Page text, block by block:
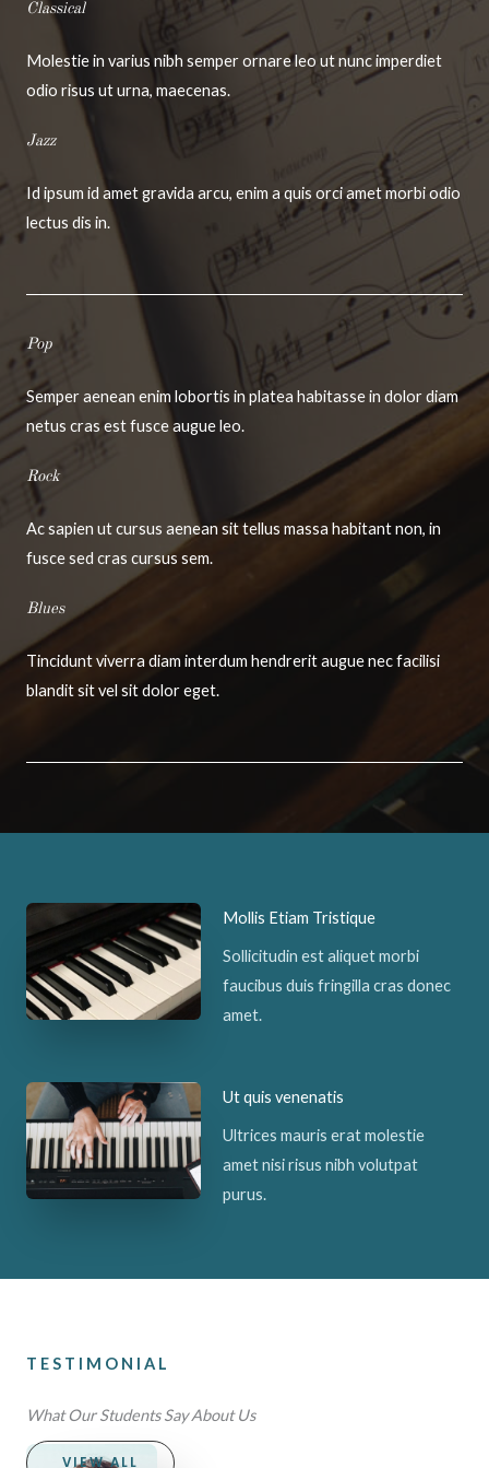
Classical
Molestie in varius nibh semper ornare leo ut nunc imperdiet
odio risus ut urna, maecenas.
Jazz
Id ipsum id amet gravida arcu, enim a quis orci amet morbi odio
lectus dis in.
Pop
Semper aenean enim lobortis in platea habitasse in dolor diam
netus cras est fusce augue leo.
Rock
Ac sapien ut cursus aenean sit tellus massa habitant non, in
fusce sed cras cursus sem.
Blues
Tincidunt viverra diam interdum hendrerit augue nec facilisi
blandit sit vel sit dolor eget.
Mollis Etiam Tristique
Sollicitudin est aliquet morbi
faucibus duis fringilla cras donec
amet.
Ut quis venenatis
Ultrices mauris erat molestie
amet nisi risus nibh volutpat
purus.
TESTIMONIAL
What Our Students Say About Us
VIEW ALL